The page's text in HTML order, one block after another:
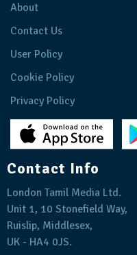
About
Contact Us
User Policy
Cookie Policy
Privacy Policy
Contact Info
London Tamil Media Ltd.
Unit 1, 10 Stonefield Way,
Ruislip, Middlesex,
UK - HA4 0JS.